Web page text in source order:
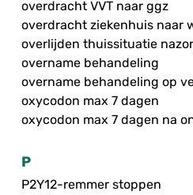
overdracht VVT naar ggz
overdracht ziekenhuis naar
overlijden thuissituatie
overname behandeling
overname behandeling op
oxycodon max 7 dagen
oxycodon max 7 dagen na
P
P2Y12-remmer stoppen